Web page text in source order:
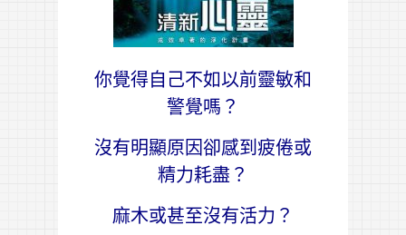
你覺得自己不如以前靈敏和
警覺嗎？
沒有明顯原因卻感到疲倦或
精力耗盡？
麻木或甚至沒有活力？